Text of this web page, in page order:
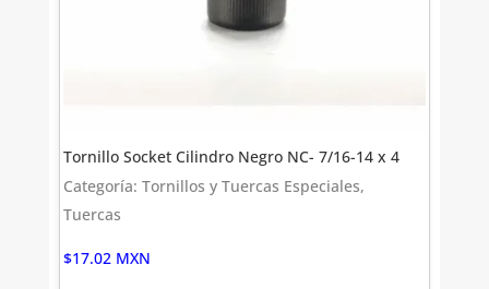
Tornillo Socket Cilindro Negro NC- 7/16-14 x 4
Categoría: Tornillos y Tuercas Especiales,
Tuercas
$17.02 MXN